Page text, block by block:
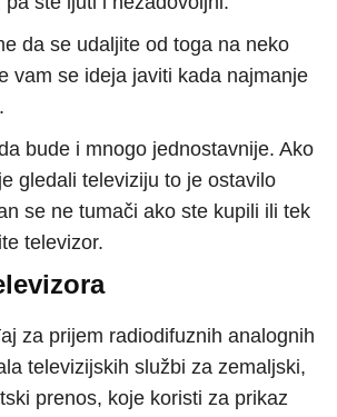
da se udaljite od toga na neko
vam se ideja javiti kada najmanje
bude i mnogo jednostavnije. Ako
gledali televiziju to je ostavilo
se ne tumači ako ste kupili ili tek
televizor.
za prijem radiodifuznih analognih
televizijskih službi za zemaljski,
prenos, koje koristi za prikaz